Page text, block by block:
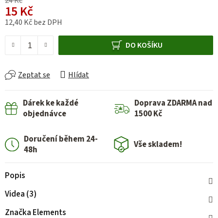
15 Kč
12,40 Kč bez DPH
DO KOŠÍKU
Zeptat se Hlídat
Dárek ke každé
objednávce
Doprava ZDARMA nad
1500 Kč
Doručení během 24-
48h
Vše skladem!
Popis
Videa (3)
Značka Elements